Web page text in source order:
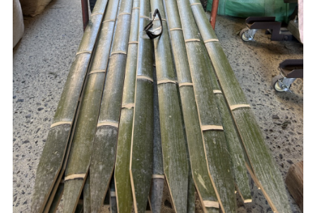
や玄関まわり •和風庭園の囲い •道路や隣地からの目隠し •既
存竹垣のやり替え •寺院や旅館、飲食店の外構 •坪庭や露地
の景観づくり ◼️竹垣の製作・施工はご希望に合わせて対応し
ます 竹定商店では、設置場所や用途に合わせて、竹垣の高
さ、長さ、仕様などをご提案しています。 現場の寸法や周囲
の景観を確認し、既存の石垣や植栽、建物とのバランスを考
えながら製作・施工します。 竹枝穂垣のほかにも、建仁寺
垣、御簾垣、袖垣など、さまざまな竹垣の製作に対応してお
ります。 既存の竹垣が傷んできた場合のやり替えや、庭の
目隠しを天然竹でつくりたい場合も、お気軽にご相談くださ
い。